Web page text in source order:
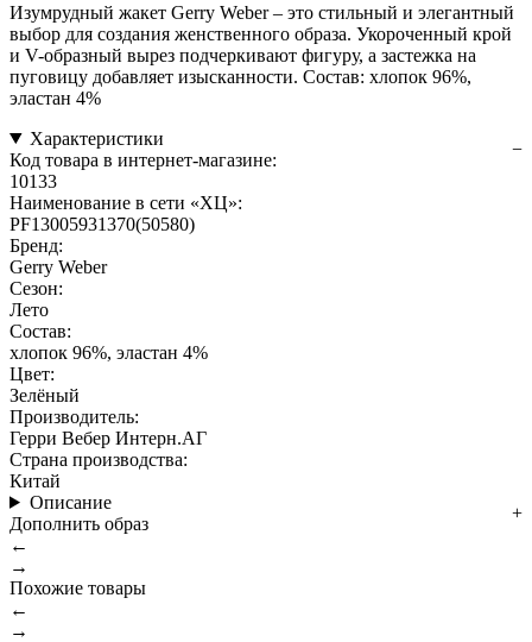
Изумрудный жакет Gerry Weber – это стильный и элегантный
выбор для создания женственного образа. Укороченный крой
и V-образный вырез подчеркивают фигуру, а застежка на
пуговицу добавляет изысканности. Состав: хлопок 96%,
эластан 4%
Характеристики
Код товара в интернет-магазине:
10133
Наименование в сети «ХЦ»:
PF13005931370(50580)
Бренд:
Gerry Weber
Сезон:
Лето
Состав:
хлопок 96%, эластан 4%
Цвет:
Зелёный
Производитель:
Герри Вебер Интерн.АГ
Страна производства:
Китай
Описание
Дополнить образ
←
→
Похожие товары
←
→